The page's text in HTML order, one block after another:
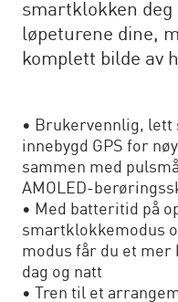
smartklokken deg
løpeturene dine,
komplett bilde av
• Brukervennlig,
innebygd GPS for
sammen med
AMOLED-
• Med batteritid på
smartklokkemodus
modus får du et mer
dag og natt
• Tren til et